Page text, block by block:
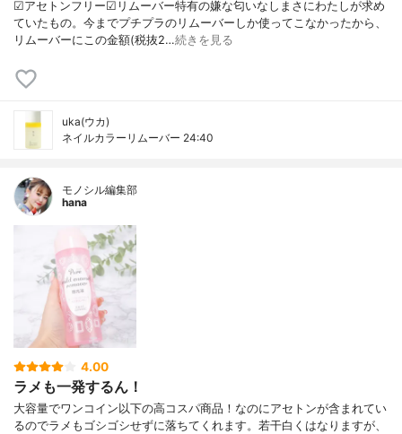
☑︎アセトンフリー☑︎リムーバー特有の嫌な匂いなしまさにわたしが求め
ていたもの。今までプチプラのリムーバーしか使ってこなかったから、
リムーバーにこの金額(税抜2…続きを見る
uka(ウカ)
ネイルカラーリムーバー 24:40
モノシル編集部
hana
4.00
ラメも一発するん！
大容量でワンコイン以下の高コスパ商品！なのにアセトンが含まれてい
るのでラメもゴシゴシせずに落ちてくれます。若干白くはなりますが、